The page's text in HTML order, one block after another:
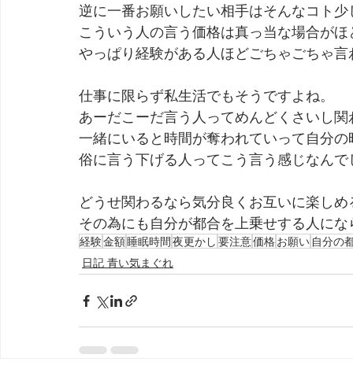
逆に一番お願いしたい相手はそんなコト
こういう人の言う価格は真っ当な場合がほ
やっぱり経験がある人ほどごちゃごちゃ
仕事に限らず私生活でもそうですよね。
あーだこーだ言う人ってめんどくさいし
一緒にいると時間が奪われていって自分
俗に言う下げる人ってこう言う感じなんで
どうせ関わるなら気分良くお互いに楽し
その為にも自分が都合を上乗せする人に
経験金額睡眠時間夜更かし 要注意価格お願い 自分の
日記 青い気まぐれ